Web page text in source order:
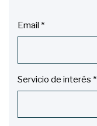
Email *
Servicio de interés *